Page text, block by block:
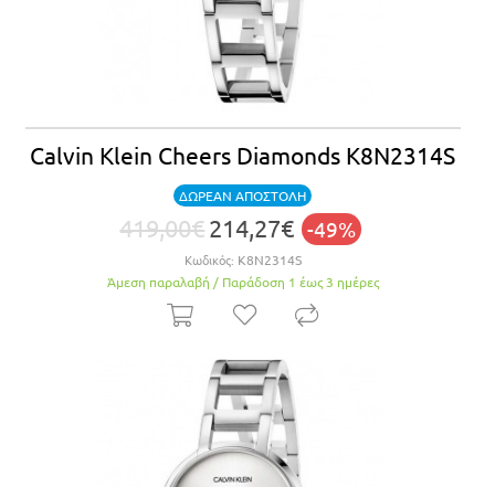
Calvin Klein Cheers Diamonds K8N2314S
ΔΩΡΕΑΝ ΑΠΟΣΤΟΛΗ
419,00€214,27€ -49%
Κωδικός: K8N2314S
Άμεση παραλαβή / Παράδoση 1 έως 3 ημέρες